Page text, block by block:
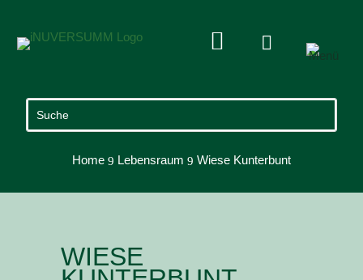
 
Home 9 Lebensraum 9 Wiese Kunterbunt
WIESE